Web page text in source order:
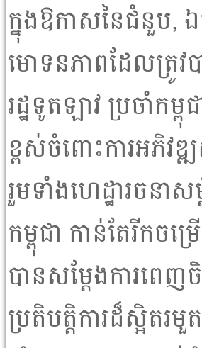
ក្នុងឱកាសនៃជំនួប, ឯ
មោទនភាពដែលត្រូវប
រដ្ឋទូតឡាវ ប្រចាំក
ខ្ពស់ចំពោះការអភិវ
រួមទាំងហេដ្ឋារចន
កម្ពុជា កាន់តែរីកចម្
បានសម្តែងការពេ
ប្រតិបត្តិការដ៏ស្អិតរ